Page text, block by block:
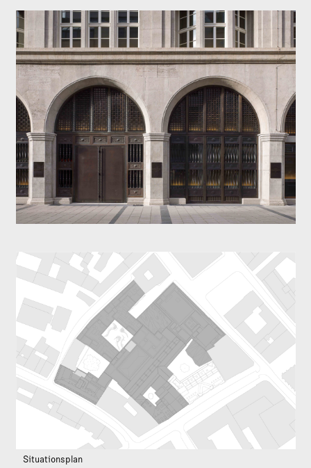
Situationsplan